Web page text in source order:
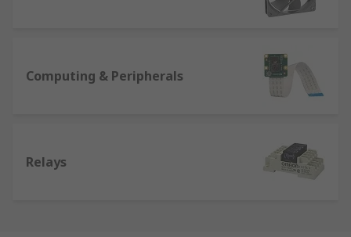
Computing & Peripherals
Relays